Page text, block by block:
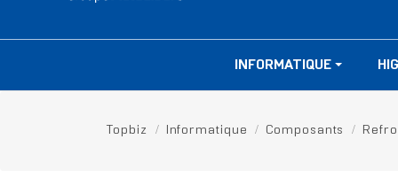
INFORMATIQUE
Topbiz Informatique Composants